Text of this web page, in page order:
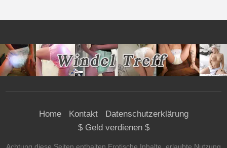
Home Kontakt
Datenschutzerklärung
$ Geld verdienen $